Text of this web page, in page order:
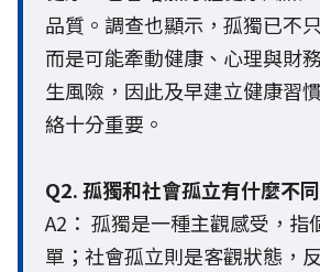
品質。調查也顯示，孤獨已不
而是可能牽動健康、心理與財
生風險，因此及早建立健康習
絡十分重要。
Q2. 孤獨和社會孤立有什麼不
A2： 孤獨是一種主觀感受，指
單；社會孤立則是客觀狀態，